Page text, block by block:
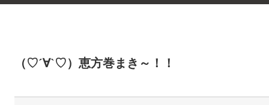
（♡´∀`♡）恵方巻まき～！！